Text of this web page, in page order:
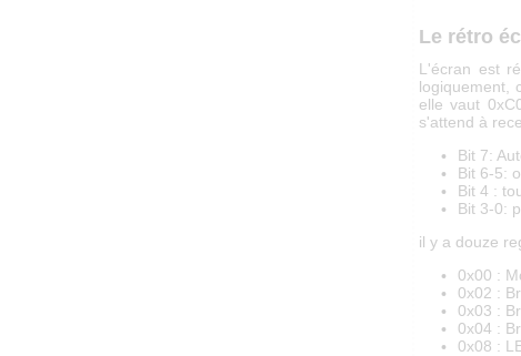
Le rétro
L'écran est
logiquement,
elle vaut
s'attend à
Bit 7:
Bit 6-5:
Bit 4 :
Bit 3-0:
il y a douze
0x00 :
0x02 :
0x03 :
0x04 :
0x08 :